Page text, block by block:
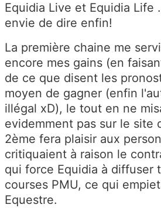
Equidia Live et Equidia Life
envie de dire enfin!
La première chaine me
encore mes gains (en
de ce que disent les
moyen de gagner (enfin
illégal xD), le tout en ne
evidemment pas sur le site
2ème fera plaisir aux
critiquaient à raison le
qui force Equidia à diffuser
courses PMU, ce qui
Equestre.